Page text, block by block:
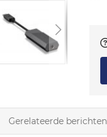
Gerelateerde berichten